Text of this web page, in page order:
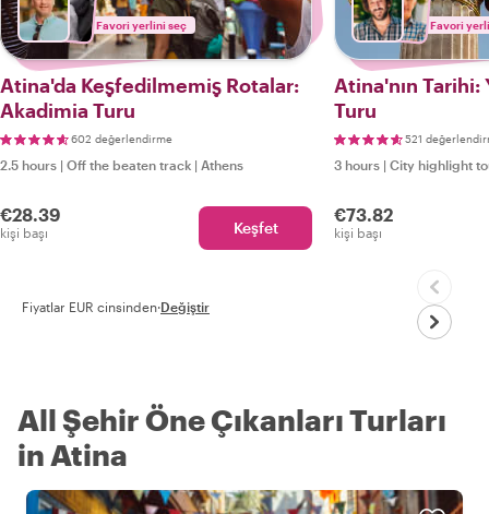
Favori yerlini seç
Atina'da Keşfedilmemiş Rotalar:
Akadimia Turu
602 değerlendirme
2.5 hours | Off the beaten track | Athens
€28.39
kişi başı Keşfet
Favori
Atina'nın
Turu
521
3 hours | City highlight
€73.82
kişi başı
Fiyatlar EUR cinsinden·Değiştir
All Şehir Öne Çıkanları Turları
in Atina